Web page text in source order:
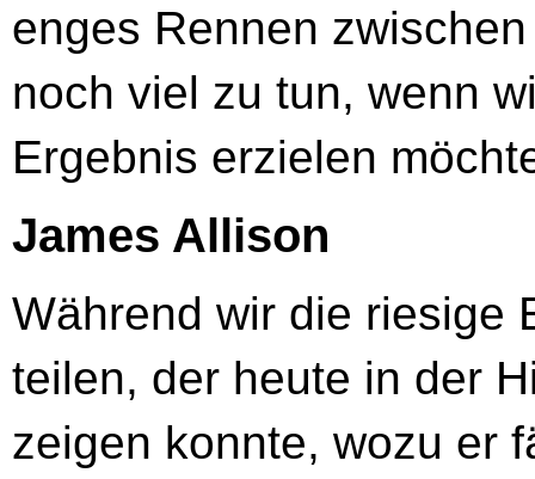
enges Rennen
noch viel zu tun, wenn
Ergebnis erzielen
James Allison
Während wir die riesige
teilen, der heute in der
zeigen konnte, wozu er